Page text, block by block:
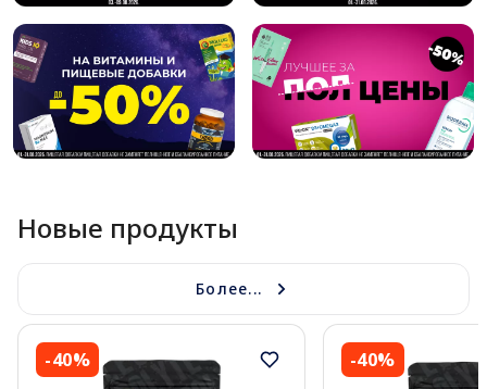
Новые продукты
Более...
-40% -40%